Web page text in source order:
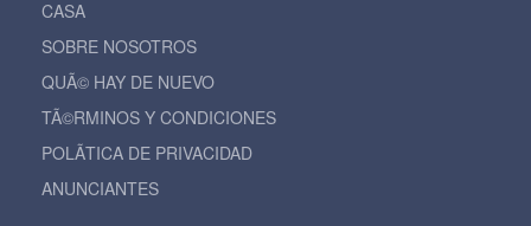
CASA
SOBRE NOSOTROS
QUÃ© HAY DE NUEVO
TÃ©RMINOS Y CONDICIONES
POLÃ­TICA DE PRIVACIDAD
ANUNCIANTES